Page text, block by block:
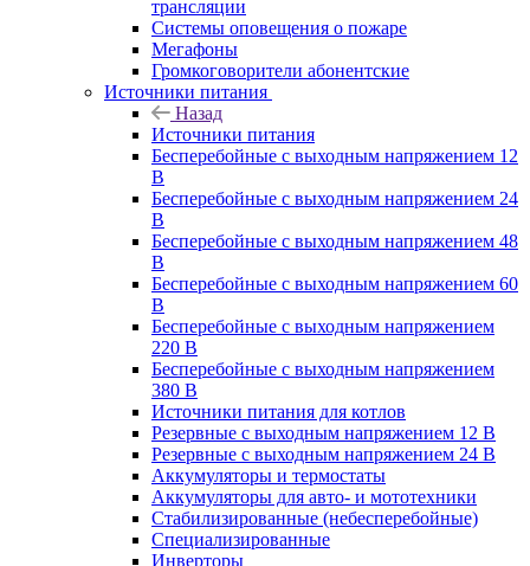
трансляции
Системы оповещения о пожаре
Мегафоны
Громкоговорители абонентские
Источники питания
Назад
Источники питания
Бесперебойные с выходным напряжением 12
В
Бесперебойные с выходным напряжением 24
В
Бесперебойные с выходным напряжением 48
В
Бесперебойные с выходным напряжением 60
В
Бесперебойные с выходным напряжением
220 В
Бесперебойные с выходным напряжением
380 В
Источники питания для котлов
Резервные с выходным напряжением 12 В
Резервные с выходным напряжением 24 В
Аккумуляторы и термостаты
Аккумуляторы для авто- и мототехники
Стабилизированные (небесперебойные)
Специализированные
Инверторы